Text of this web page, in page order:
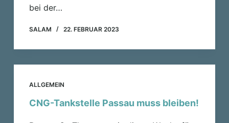
bei der…
SALAM 22. FEBRUAR 2023
ALLGEMEIN
CNG-Tankstelle Passau muss bleiben!